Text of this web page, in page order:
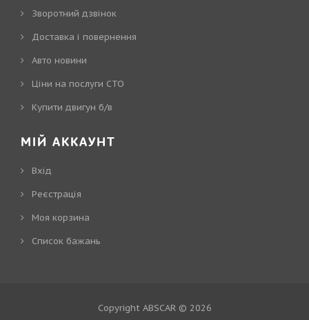
Зворотний дзвінок
Доставка і повернення
Авто новини
Ціни на послуги СТО
Купити двигун б/в
МІЙ АККАУНТ
Вхід
Реєстрація
Моя корзина
Cписок бажань
Copyright ABSCAR © 2026